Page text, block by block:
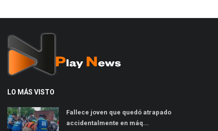
LO MÁS VISTO
Fallece joven que quedó atrapado
accidentalmente en máq...